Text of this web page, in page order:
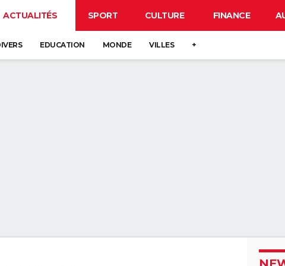
ACTUALITÉS SPORT CULTURE FINANCE
EDUCATION MONDE VILLES +